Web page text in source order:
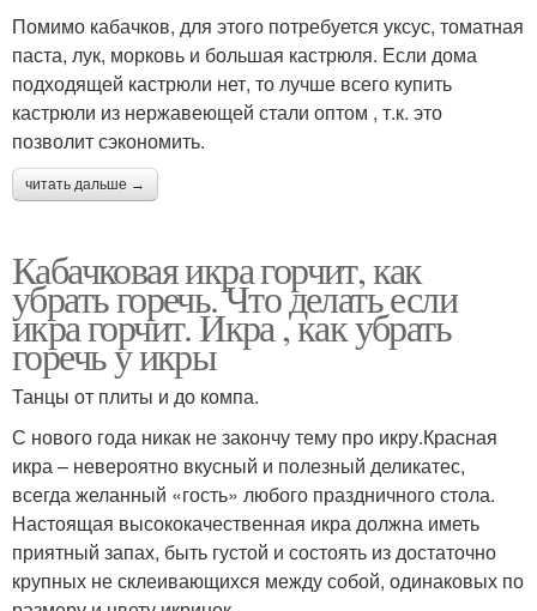
Помимо кабачков, для этого потребуется уксус, томатная
паста, лук, морковь и большая кастрюля. Если дома
подходящей кастрюли нет, то лучше всего купить
кастрюли из нержавеющей стали оптом , т.к. это
позволит сэкономить.
читать дальше →
Кабачковая икра горчит, как
убрать горечь. Что делать если
икра горчит. Икра , как убрать
горечь у икры
Танцы от плиты и до компа.
С нового года никак не закончу тему про икру.Красная
икра – невероятно вкусный и полезный деликатес,
всегда желанный «гость» любого праздничного стола.
Настоящая высококачественная икра должна иметь
приятный запах, быть густой и состоять из достаточно
крупных не склеивающихся между собой, одинаковых по